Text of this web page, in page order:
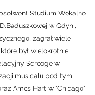
Studium Wokalno
w Gdyni,
zagrał wiele
był wielokrotnie
Scrooge w
musicalu pod tym
Amos Hart w "Chicago"